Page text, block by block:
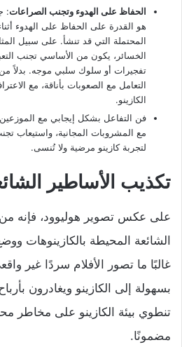
الحفاظ على الهدوء وتجنب الصراعات:
هو القدرة على الحفاظ على الهدوء
المحتملة التي قد تنشأ. على سبيل
الخسائر، يكون من الأساسي تجنب
تفجيرات أو سلوك سلبي موجه. بدلاً
التعامل مع الصعوبات بأناقة، مع
الكازينو.
فن التفاعل بشكل إيجابي مع الموزعين
مع المشروبات المجانية، واستيعاب
لتجربة كازينو مرضية ولا تُنسى.
تكذيب الأساطير
على عكس تصوير هوليوود، فإنه
الشائعة المحيطة بالكازينوهات
غالبًا ما تصور الأفلام سردًا غير
بسهولة إلى الكازينو ويغادرون
تنطوي بيئة الكازينو على مخاطر
مضمونًا.